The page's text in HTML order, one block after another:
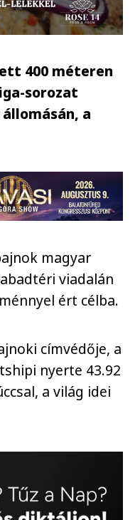
400 méteren
sorozat
a
magyar
viadalán
ért célba.
címvédője, a
nyerte 43.92
a világ idei